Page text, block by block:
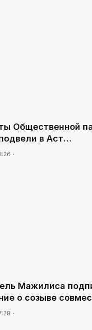
Общественной
в Аст…
Мажилиса
о созыве